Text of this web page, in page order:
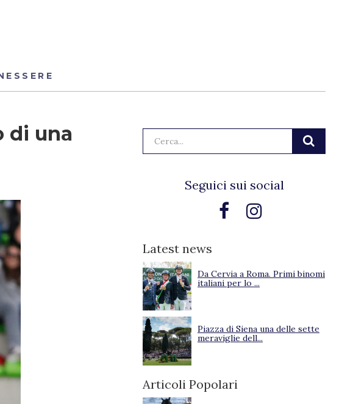
di una
Seguici sui social
Latest news
Da Cervia a Roma. Primi binomi
italiani per lo ...
Piazza di Siena una delle sette
meraviglie dell...
Articoli Popolari